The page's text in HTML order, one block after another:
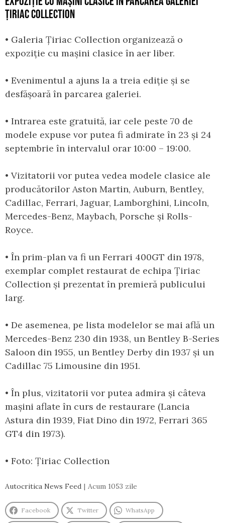
ȚIRIAC COLLECTION
• Galeria Țiriac Collection organizează o
expoziție cu mașini clasice în aer liber.
• Evenimentul a ajuns la a treia ediție și se
desfășoară în parcarea galeriei.
• Intrarea este gratuită, iar cele peste 70 de
modele expuse vor putea fi admirate în 23 și 24
septembrie în intervalul orar 10:00 – 19:00.
• Vizitatorii vor putea vedea modele clasice ale
producătorilor Aston Martin, Auburn, Bentley,
Cadillac, Ferrari, Jaguar, Lamborghini, Lincoln,
Mercedes-Benz, Maybach, Porsche și Rolls-
Royce.
• În prim-plan va fi un Ferrari 400GT din 1978,
exemplar complet restaurat de echipa Țiriac
Collection și prezentat în premieră publicului
larg.
• De asemenea, pe lista modelelor se mai află un
Mercedes-Benz 230 din 1938, un Bentley B-Series
Saloon din 1955, un Bentley Derby din 1937 și un
Cadillac 75 Limousine din 1951.
• În plus, vizitatorii vor putea admira și câteva
mașini aflate în curs de restaurare (Lancia
Astura din 1939, Fiat Dino din 1972, Ferrari 365
GT4 din 1973).
• Foto: Țiriac Collection
Autocritica News Feed Acum 1053 zile
Facebook Twitter WhatsApp